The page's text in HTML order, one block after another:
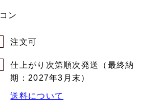
コン
注文可
仕上がり次第順次発送（最終納
期：2027年3月末）
送料について